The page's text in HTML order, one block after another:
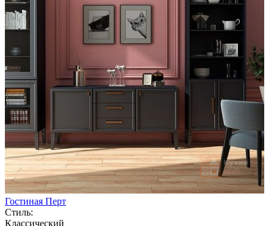
Гостиная Перт
Стиль:
Классический